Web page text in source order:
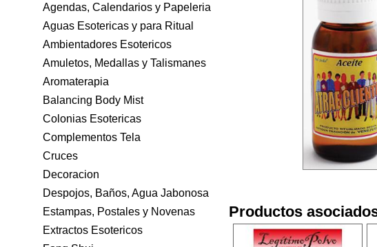
Agendas, Calendarios y Papeleria
Aguas Esotericas y para Ritual
Ambientadores Esotericos
Amuletos, Medallas y Talismanes
Aromaterapia
Balancing Body Mist
Colonias Esotericas
Complementos Tela
Cruces
Decoracion
Despojos, Baños, Agua Jabonosa
Estampas, Postales y Novenas
Extractos Esotericos
Productos